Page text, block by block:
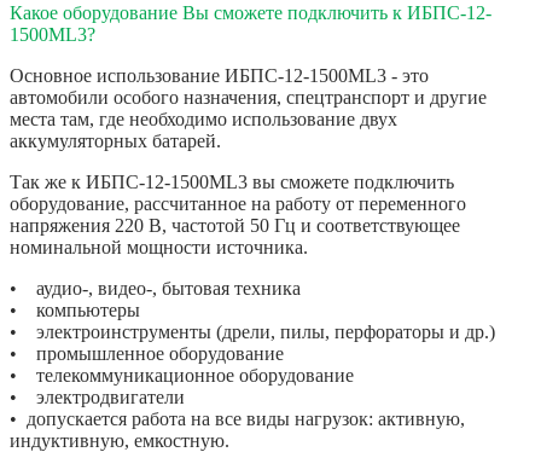
Какое оборудование Вы сможете подключить к ИБПС-12-
1500ML3?
Основное использование ИБПС-12-1500ML3 - это
автомобили особого назначения, спецтранспорт и другие
места там, где необходимо использование двух
аккумуляторных батарей.
Так же к ИБПС-12-1500ML3 вы сможете подключить
оборудование, рассчитанное на работу от переменного
напряжения 220 В, частотой 50 Гц и соответствующее
номинальной мощности источника.
• аудио-, видео-, бытовая техника
• компьютеры
• электроинструменты (дрели, пилы, перфораторы и др.)
• промышленное оборудование
• телекоммуникационное оборудование
• электродвигатели
• допускается работа на все виды нагрузок: активную,
индуктивную, емкостную.